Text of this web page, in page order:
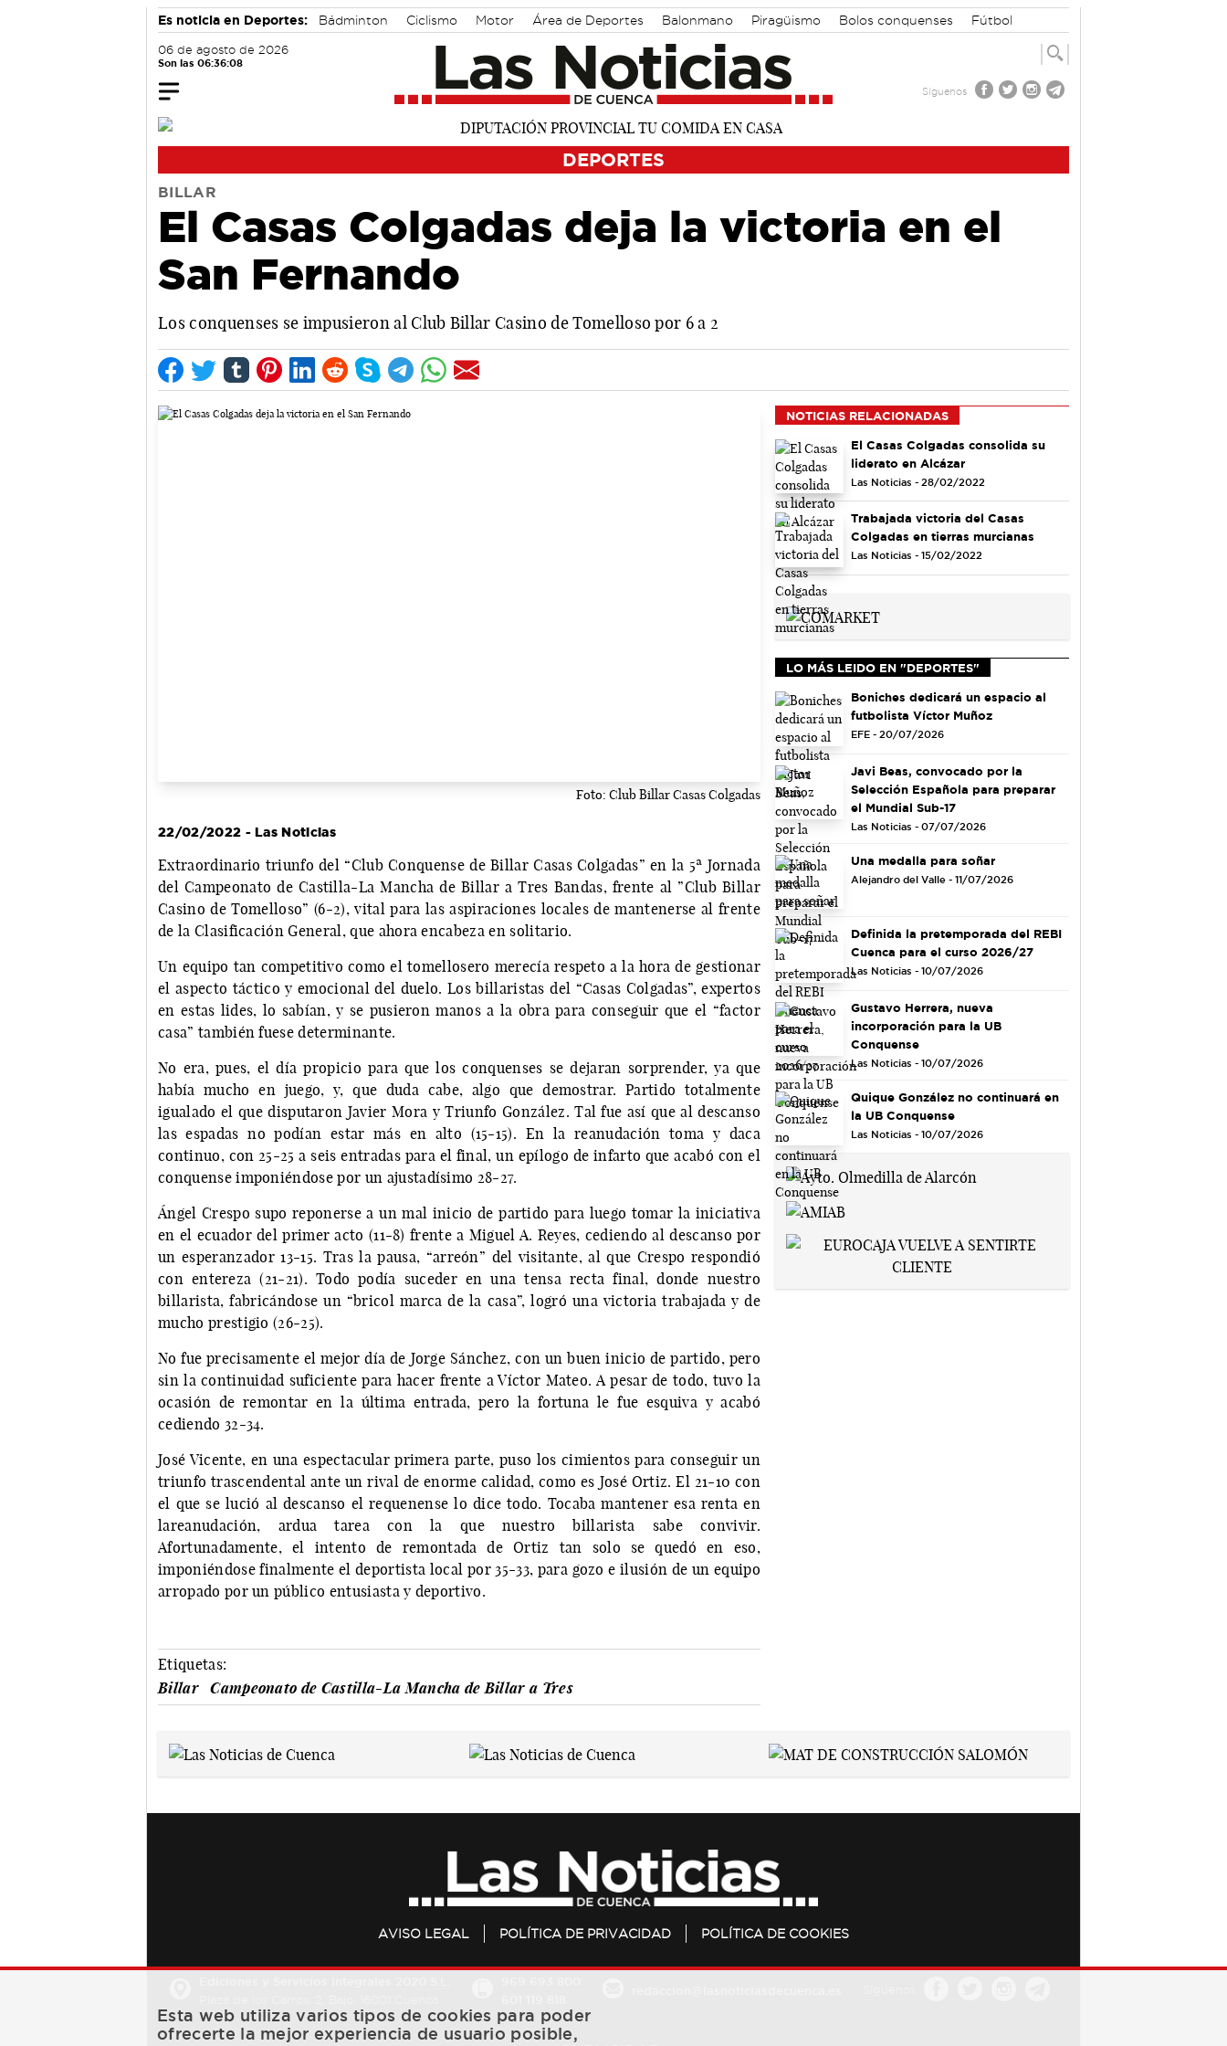
Es noticia en Deportes: Bádminton Ciclismo Motor Área de Deportes Balonmano Piragüismo Bolos conquenses Fútbol
06 de agosto de 2026
Son las 06:36:09
Síguenos
DEPORTES
BILLAR
El Casas Colgadas deja la victoria en el
San Fernando
Los conquenses se impusieron al Club Billar Casino de Tomelloso por 6 a 2
Foto: Club Billar Casas Colgadas
22/02/2022 - Las Noticias
Extraordinario triunfo del “Club Conquense de Billar Casas Colgadas” en la 5ª Jornada
del Campeonato de Castilla-La Mancha de Billar a Tres Bandas, frente al ”Club Billar
Casino de Tomelloso” (6-2), vital para las aspiraciones locales de mantenerse al frente
de la Clasificación General, que ahora encabeza en solitario.
Un equipo tan competitivo como el tomellosero merecía respeto a la hora de gestionar
el aspecto táctico y emocional del duelo. Los billaristas del “Casas Colgadas”, expertos
en estas lides, lo sabían, y se pusieron manos a la obra para conseguir que el “factor
casa” también fuese determinante.
No era, pues, el día propicio para que los conquenses se dejaran sorprender, ya que
había mucho en juego, y, que duda cabe, algo que demostrar. Partido totalmente
igualado el que disputaron Javier Mora y Triunfo González. Tal fue así que al descanso
las espadas no podían estar más en alto (15-15). En la reanudación toma y daca
continuo, con 25-25 a seis entradas para el final, un epílogo de infarto que acabó con el
conquense imponiéndose por un ajustadísimo 28-27.
Ángel Crespo supo reponerse a un mal inicio de partido para luego tomar la iniciativa
en el ecuador del primer acto (11-8) frente a Miguel A. Reyes, cediendo al descanso por
un esperanzador 13-15. Tras la pausa, “arreón” del visitante, al que Crespo respondió
con entereza (21-21). Todo podía suceder en una tensa recta final, donde nuestro
billarista, fabricándose un “bricol marca de la casa”, logró una victoria trabajada y de
mucho prestigio (26-25).
No fue precisamente el mejor día de Jorge Sánchez, con un buen inicio de partido, pero
sin la continuidad suficiente para hacer frente a Víctor Mateo. A pesar de todo, tuvo la
ocasión de remontar en la última entrada, pero la fortuna le fue esquiva y acabó
cediendo 32-34.
José Vicente, en una espectacular primera parte, puso los cimientos para conseguir un
triunfo trascendental ante un rival de enorme calidad, como es José Ortiz. El 21-10 con
el que se lució al descanso el requenense lo dice todo. Tocaba mantener esa renta en
lareanudación, ardua tarea con la que nuestro billarista sabe convivir.
Afortunadamente, el intento de remontada de Ortiz tan solo se quedó en eso,
imponiéndose finalmente el deportista local por 35-33, para gozo e ilusión de un equipo
arropado por un público entusiasta y deportivo.
Etiquetas:
Billar
Campeonato de Castilla-La Mancha de Billar a Tres
NOTICIAS RELACIONADAS
El Casas Colgadas consolida su
liderato en Alcázar
Las Noticias - 28/02/2022
Trabajada victoria del Casas
Colgadas en tierras murcianas
Las Noticias - 15/02/2022
LO MÁS LEIDO EN "DEPORTES"
Boniches dedicará un espacio al
futbolista Víctor Muñoz
EFE - 20/07/2026
Javi Beas, convocado por la
Selección Española para preparar
el Mundial Sub-17
Las Noticias - 07/07/2026
Una medalla para soñar
Alejandro del Valle - 11/07/2026
Definida la pretemporada del REBI
Cuenca para el curso 2026/27
Las Noticias - 10/07/2026
Gustavo Herrera, nueva
incorporación para la UB
Conquense
Las Noticias - 10/07/2026
Quique González no continuará en
la UB Conquense
Las Noticias - 10/07/2026
AVISO LEGAL POLÍTICA DE PRIVACIDAD POLÍTICA DE COOKIES
Esta web utiliza varios tipos de cookies para poder
ofrecerte la mejor experiencia de usuario posible,